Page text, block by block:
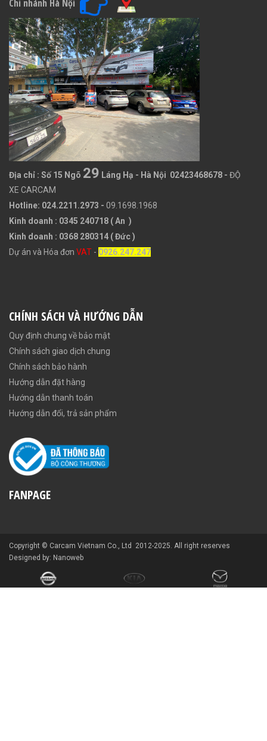
Chi nhánh Hà Nội
Địa chỉ : Số 15 Ngõ 29 Láng Hạ - Hà Nội 02423468678 - ĐỘ
XE CARCAM
Hotline: 024.2211.2973 - 09.1698.1968
Kinh doanh : 0345 240718 ( An )
Kinh doanh : 0368 280314 ( Đức )
Dự án và Hóa đơn VAT - 0926.247.247
CHÍNH SÁCH VÀ HƯỚNG DẪN
Quy định chung về bảo mật
Chính sách giao dịch chung
Chính sách bảo hành
Hướng dẫn đặt hàng
Hướng dẫn thanh toán
Hướng dẫn đổi, trả sản phẩm
FANPAGE
Copyright © Carcam Vietnam Co., Ltd 2012-2025. All right reserves
Designed by: Nanoweb